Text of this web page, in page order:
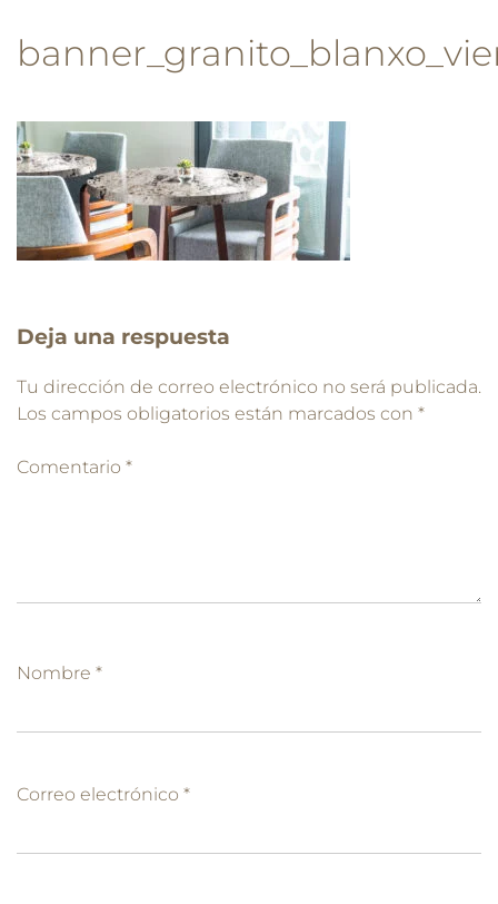
Deja una respuesta
Tu dirección de correo electrónico no será publicada.
Los campos obligatorios están marcados con *
Comentario *
Nombre *
Correo electrónico *